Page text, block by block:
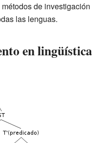
de investigación
las lenguas.
en lingüística